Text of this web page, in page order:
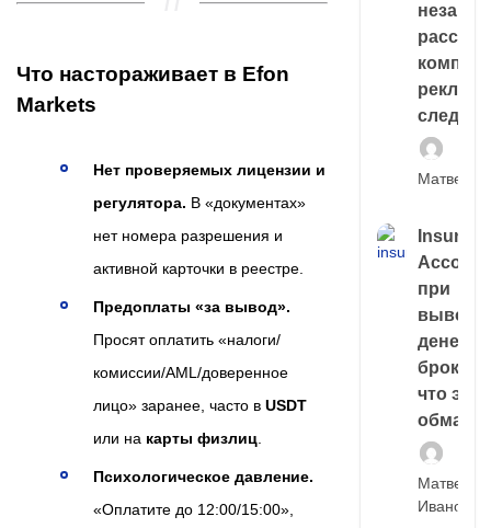
Что настораживает в Efon
Markets
Нет проверяемых лицензии и
регулятора. В «документах»
нет номера разрешения и
активной карточки в реестре.
Предоплаты «за вывод».
Просят оплатить «налоги/
комиссии/AML/доверенное
лицо» заранее, часто в USDT
или на карты физлиц
Психологическое давление.
«Оплатите до 12:00/15:00»,
следа
Матвей
Account
при
выводе
денег у
что это,
обман?
Матвей
Иванов